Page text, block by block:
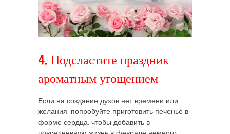
4. Подсластите праздник
ароматным угощением
Если на создание духов нет времени или
желания, попробуйте приготовить печенье в
форме сердца, чтобы добавить в